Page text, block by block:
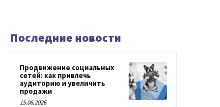
Последние новости
Продвижение социальных
сетей: как привлечь
аудиторию и увеличить
продажи
15.06.2026